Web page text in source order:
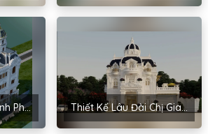
Thiết Kế Lâu Đài Anh Phương – Cẩm Bình, Hải Dương Thiết Kế Lâu Đài Chị Giang – Hưng Nguyên, Nghệ An